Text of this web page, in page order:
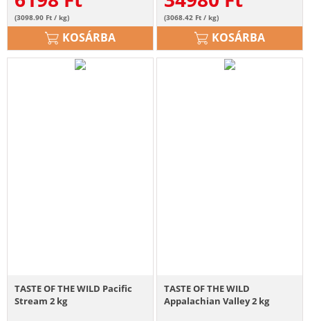
(3098.90 Ft / kg)
KOSÁRBA
(3068.42 Ft / kg)
KOSÁRBA
TASTE OF THE WILD Pacific
Stream 2 kg
TASTE OF THE WILD
Appalachian Valley 2 kg